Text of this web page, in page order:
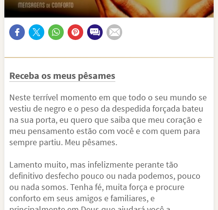
Receba os meus pêsames
Neste terrível momento em que todo o seu mundo se
vestiu de negro e o peso da despedida forçada bateu
na sua porta, eu quero que saiba que meu coração e
meu pensamento estão com você e com quem para
sempre partiu. Meu pêsames.
Lamento muito, mas infelizmente perante tão
definitivo desfecho pouco ou nada podemos, pouco
ou nada somos. Tenha fé, muita força e procure
conforto em seus amigos e familiares, e